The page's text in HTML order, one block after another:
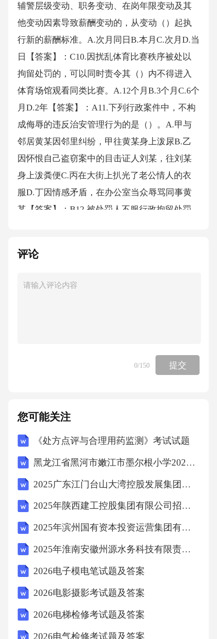
辅警层级变动、职务变动、在岗年限变动及其
他变动因素导致薪酬变动的，从变动（）起执
行新的薪酬标准。A.次月同日B.本月C.次月D.当
日【答案】：C10.因扰乱体育比赛秩序被处以
拘留处罚的，可以同时责令其（）内不得进入
体育场馆观看同类比赛。A.12个月B.3个月C.6个
月D.2年【答案】：A11.下列行政案件中，不构
成侮辱的违反治安管理行为的是（）。A.甲与
邻居黄某因邻里纠纷，甲往黄某身上泼尿B.乙
因怀恨自己盗窃案中的目击证人刘某，往刘某
身上泼粪便C.丙在大街上扒光了老公情人的衣
服D.丁因情感矛盾，在办公室当众辱骂同事黄
某【答案】：B12.被处罚人不服行政拘留处罚
罚B.暂缓执行行政拘留C.撤销行政拘留处罚D.停
并执行B.对王某作出行政拘留处罚决定但不执
案】：B14.辅警岗位设置按照“控制总量、倾斜
（）岗位。A.综合，技术B.行政，后勤C.一线，
综合D.基层，行政【答案】：C15.经调解未达
成协议或者达成协议后不履行的，公安机关应
行为人给予处罚,并（）。A.告知当事人可就民
事争议依法向人民法院提起民事诉讼B.告知当
事人可以依法向上一级公安机关提起行政复议
C.告知当事人如果双方有意愿继续接受调解,公
决定暂缓执行D.按照达成的协议，对违反治安
管理行为人依法强制执行【答案】：A16.公安
机关在案件侦查过程中，对（）可以依法先行
评论
0/150 提交
您可能关注
《处方点评与合理用药监测》考试试题
黑龙江省黑河市嫩江市墨尔根小学2025届数学四下期中质量检测模拟试题（含答案解析）
2025广东江门台山大湾控股发展集团有限公司工作人员聘用笔试历年典型考点题库附带答案详解
2025年陕西建工控股集团有限公司招聘（4人）笔试历年备考题库附带答案详解
2025年滨州国有资本投资运营集团有限公司公开招聘工作人员（第二批）笔试笔试历年备考题库附带答案详解
2025年淮南安徽州源水务科技有限责任公司公开招聘技术管理人员7名笔试历年典型考点题库附带答案详解
2026电子模电笔试题及答案
2026电影摄影考试题及答案
2026电梯检修考试题及答案
2026电气检修考试题及答案